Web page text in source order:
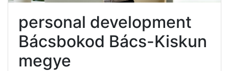
personal development
Bácsbokod Bács-Kiskun
megye